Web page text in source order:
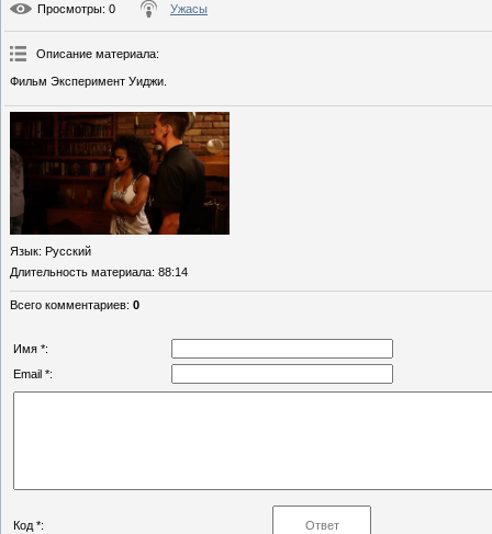
Просмотры: 0 Ужасы
Описание материала:
Фильм Эксперимент Уиджи.
Язык: Русский
Длительность материала: 88:14
Всего комментариев: 0
Имя *:
Email *:
Код *: